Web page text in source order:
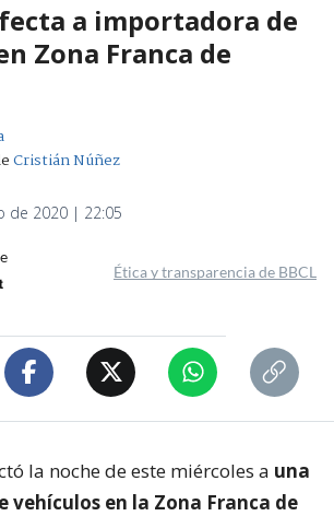
a importadora de
Zona Franca de
Cristián Núñez
de 2020 | 22:05
Ética y transparencia de BBCL
la noche de este miércoles a una
vehículos en la Zona Franca de